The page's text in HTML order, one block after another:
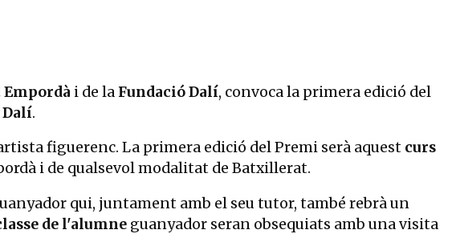
Empordà i de la Fundació Dalí, convoca la primera edició del
Dalí.
figuerenc. La primera edició del Premi serà aquest curs
i de qualsevol modalitat de Batxillerat.
qui, juntament amb el seu tutor, també rebrà un
de l'alumne guanyador seran obsequiats amb una visita